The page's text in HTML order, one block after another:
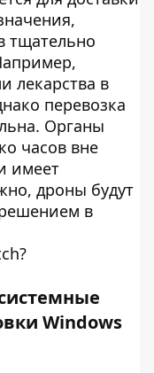
тщательно
лекарства в
перевозка
Органы
часов вне
имеет
дроны будут
в
Windows